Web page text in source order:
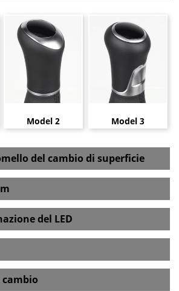
Model 2 Model 3
del cambio di superficie
del LED
cambio